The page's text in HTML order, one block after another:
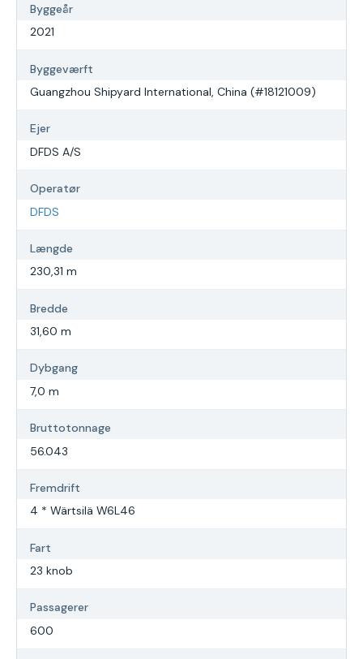
Byggeår
2021
Byggeværft
Guangzhou Shipyard International, China (#18121009)
Ejer
DFDS A/S
Operatør
DFDS
Længde
230,31 m
Bredde
31,60 m
Dybgang
7,0 m
Bruttotonnage
56.043
Fremdrift
4 * Wärtsilä W6L46
Fart
23 knob
Passagerer
600